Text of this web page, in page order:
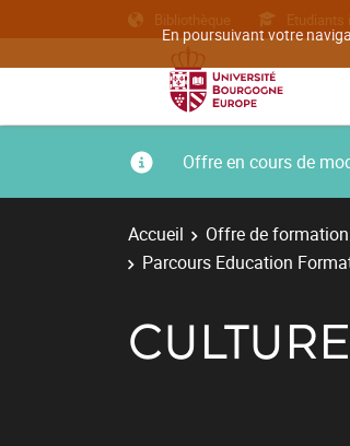
En poursuivant votre
Bibliothèque Etudiants
Offre en cours de
Accueil Offre de formation
Parcours Education